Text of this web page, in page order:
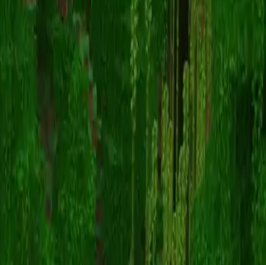
MattaMalkMulk